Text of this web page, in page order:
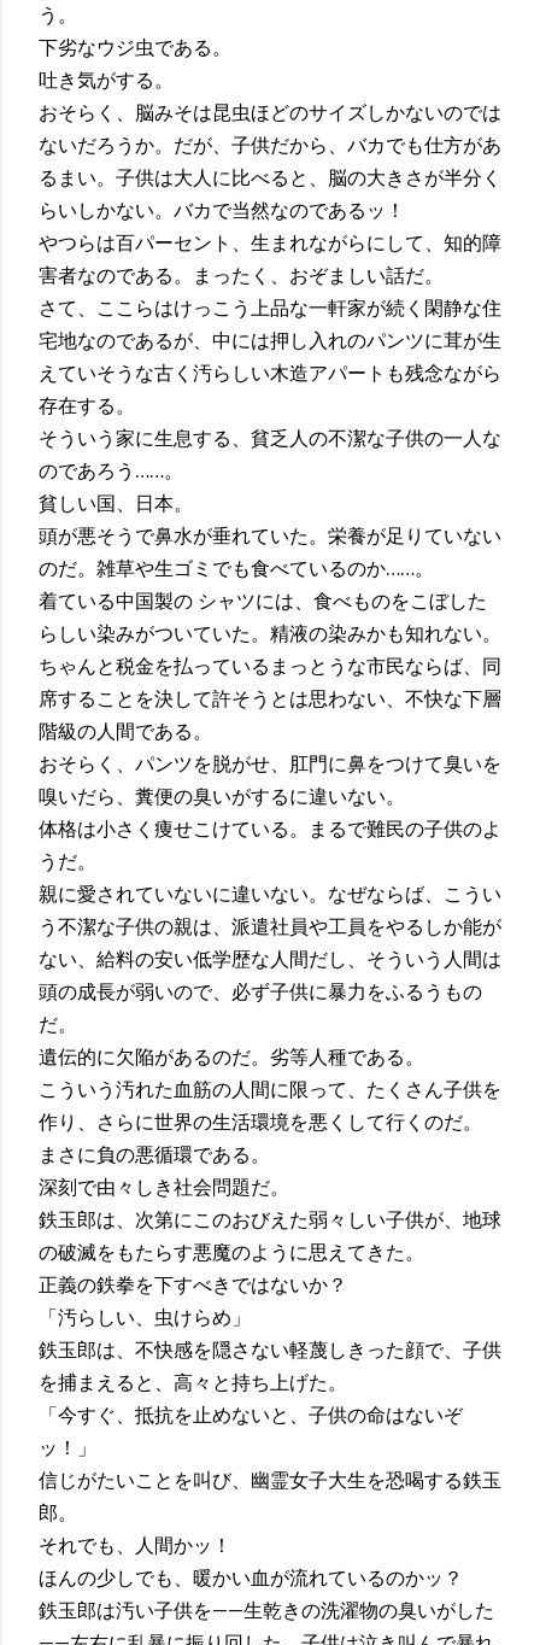
う。
下劣なウジ虫である。
吐き気がする。
おそらく、脳みそは昆虫ほどのサイズしかないのでは
ないだろうか。だが、子供だから、バカでも仕方があ
るまい。子供は大人に比べると、脳の大きさが半分く
らいしかない。バカで当然なのであるッ！
やつらは百パーセント、生まれながらにして、知的障
害者なのである。まったく、おぞましい話だ。
さて、ここらはけっこう上品な一軒家が続く閑静な住
宅地なのであるが、中には押し入れのパンツに茸が生
えていそうな古く汚らしい木造アパートも残念ながら
存在する。
そういう家に生息する、貧乏人の不潔な子供の一人な
のであろう……。
貧しい国、日本。
頭が悪そうで鼻水が垂れていた。栄養が足りていない
のだ。雑草や生ゴミでも食べているのか……。
着ている中国製の シャツには、食べものをこぼした
らしい染みがついていた。精液の染みかも知れない。
ちゃんと税金を払っているまっとうな市民ならば、同
席することを決して許そうとは思わない、不快な下層
階級の人間である。
おそらく、パンツを脱がせ、肛門に鼻をつけて臭いを
嗅いだら、糞便の臭いがするに違いない。
体格は小さく痩せこけている。まるで難民の子供のよ
うだ。
親に愛されていないに違いない。なぜならば、こうい
う不潔な子供の親は、派遣社員や工員をやるしか能が
ない、給料の安い低学歴な人間だし、そういう人間は
頭の成長が弱いので、必ず子供に暴力をふるうもの
だ。
遺伝的に欠陥があるのだ。劣等人種である。
こういう汚れた血筋の人間に限って、たくさん子供を
作り、さらに世界の生活環境を悪くして行くのだ。
まさに負の悪循環である。
深刻で由々しき社会問題だ。
鉄玉郎は、次第にこのおびえた弱々しい子供が、地球
の破滅をもたらす悪魔のように思えてきた。
正義の鉄拳を下すべきではないか？
「汚らしい、虫けらめ」
鉄玉郎は、不快感を隠さない軽蔑しきった顔で、子供
を捕まえると、高々と持ち上げた。
「今すぐ、抵抗を止めないと、子供の命はないぞ
ッ！」
信じがたいことを叫び、幽霊女子大生を恐喝する鉄玉
郎。
それでも、人間かッ！
ほんの少しでも、暖かい血が流れているのかッ？
鉄玉郎は汚い子供を——生乾きの洗濯物の臭いがした